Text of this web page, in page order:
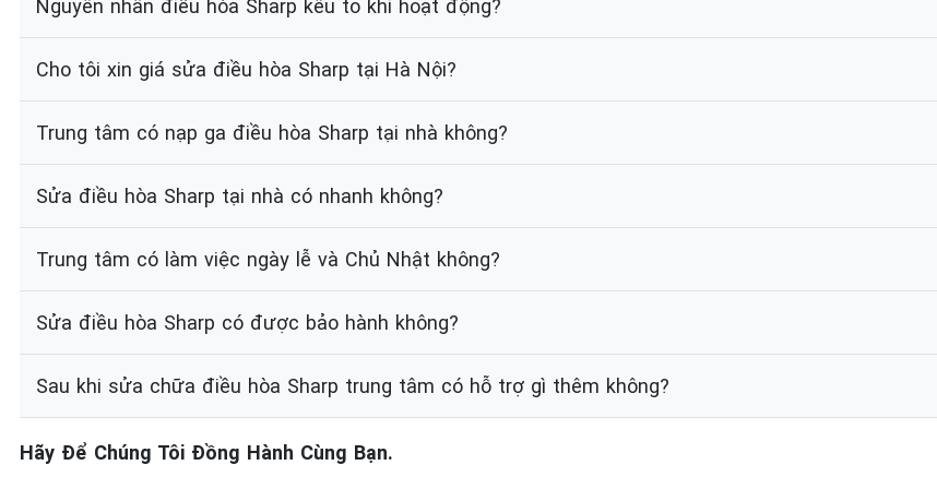
Nguyên nhân điều hòa Sharp kêu to khi hoạt động?
Cho tôi xin giá sửa điều hòa Sharp tại Hà Nội?
Trung tâm có nạp ga điều hòa Sharp tại nhà không?
Sửa điều hòa Sharp tại nhà có nhanh không?
Trung tâm có làm việc ngày lễ và Chủ Nhật không?
Sửa điều hòa Sharp có được bảo hành không?
Sau khi sửa chữa điều hòa Sharp trung tâm có hỗ trợ gì thêm không?
Hãy Để Chúng Tôi Đồng Hành Cùng Bạn.